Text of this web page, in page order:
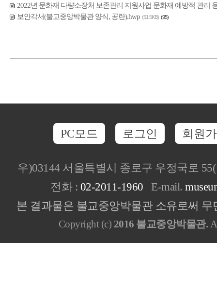
2022년 문화재 다량소장처 보존관리 지원사업 문화재 예방적 관리
보안각서(불교중앙박물관 양식, 공란).hwp (51.5KB) (95)
PC모드 로그인 회원
우)03144 서울특별시 종로구 우정국로
전화 : 02-2011-1960 E-mail.
본 결과물은 불교중앙박물관 소유로써
Copyright (c) 2016 불교중앙박물관.